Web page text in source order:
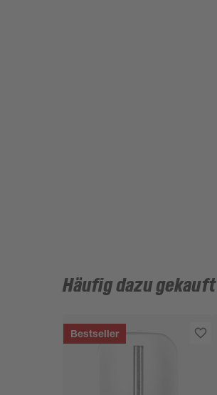
Häufig dazu gekauft
Bestseller